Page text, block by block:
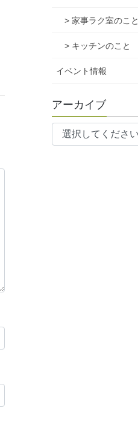
> 家事ラク室のこと
> キッチンのこと
イベント情報
アーカイブ